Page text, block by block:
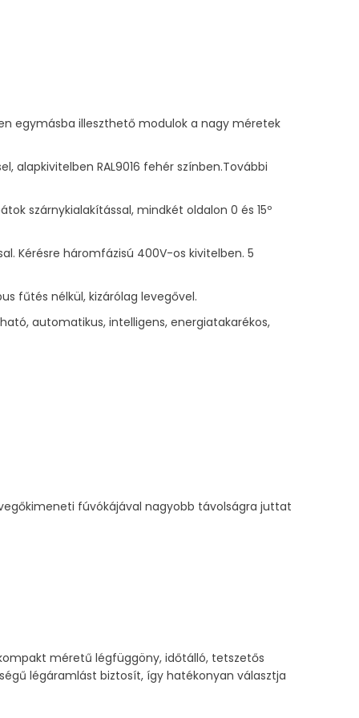
egymásba illeszthető modulok a nagy méretek
alapkivitelben RAL9016 fehér színben.További
szárnykialakítással, mindkét oldalon 0 és 15º
Kérésre háromfázisú 400V-os kivitelben. 5
fűtés nélkül, kizárólag levegővel.
automatikus, intelligens, energiatakarékos,
fúvókájával nagyobb távolságra juttat
méretű légfüggöny, időtálló, tetszetős
légáramlást biztosít, így hatékonyan választja